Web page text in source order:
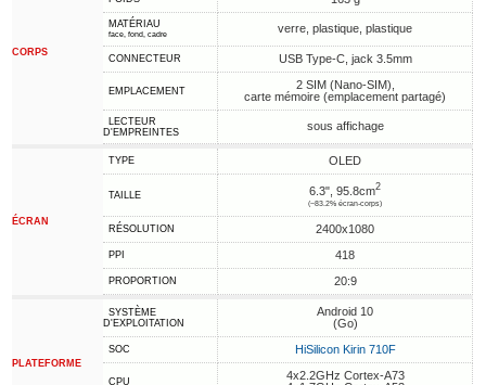
CORPS
MATÉRIAU
face, fond, cadre verre, plastique, plastique
CONNECTEUR USB Type-C, jack 3.5mm
EMPLACEMENT
2 SIM (Nano-SIM),
carte mémoire (emplacement partagé)
LECTEUR
D'EMPREINTES
sous affichage
ÉCRAN
TYPE OLED
TAILLE 6.3", 95.8cm2
(~83.2% écran-corps)
RÉSOLUTION 2400x1080
PPI 418
PROPORTION 20:9
PLATEFORME
SYSTÈME
D'EXPLOITATION
Android 10
(Go)
SOC HiSilicon Kirin 710F
CPU
4x2.2GHz Cortex-A73